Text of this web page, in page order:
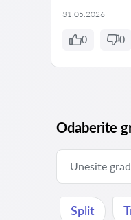
31.05.2026
0 0
Odaberite
Split